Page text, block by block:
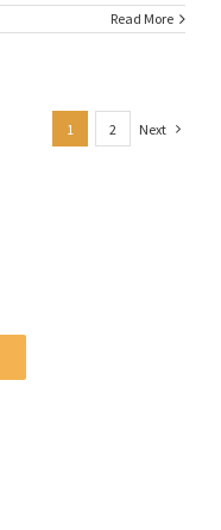
Read More
1 2 Next